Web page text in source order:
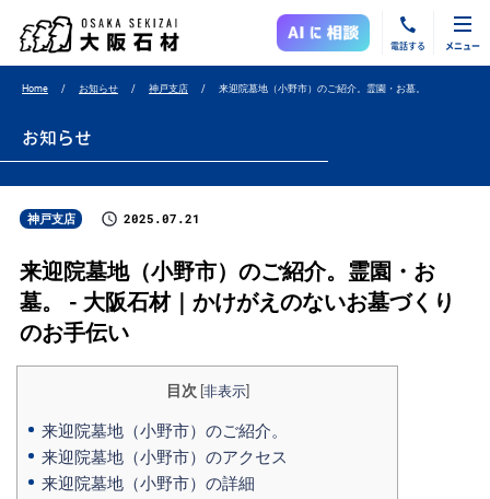
電話する メニュー
Home お知らせ 神戸支店 来迎院墓地（小野市）のご紹介。霊園・お墓。
お知らせ
神戸支店 2025.07.21
来迎院墓地（小野市）のご紹介。霊園・お
墓。 - 大阪石材｜かけがえのないお墓づくり
のお手伝い
目次 非表示]
来迎院墓地（小野市）のご紹介。
来迎院墓地（小野市）のアクセス
来迎院墓地（小野市）の詳細